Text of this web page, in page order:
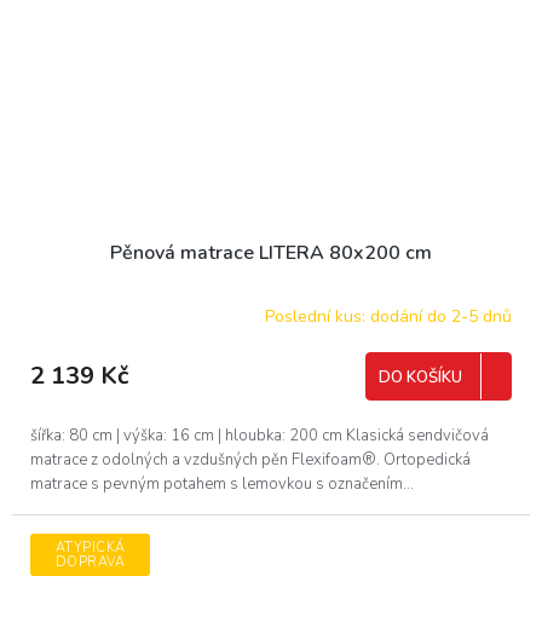
Pěnová matrace LITERA 80x200 cm
Poslední kus: dodání do 2-5 dnů
2 139 Kč DO KOŠÍKU
šířka: 80 cm | výška: 16 cm | hloubka: 200 cm Klasická sendvičová
matrace z odolných a vzdušných pěn Flexifoam®. Ortopedická
matrace s pevným potahem s lemovkou s označením...
ATYPICKÁ
DOPRAVA